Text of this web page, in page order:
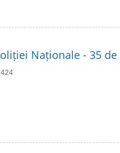
Naționale - 35